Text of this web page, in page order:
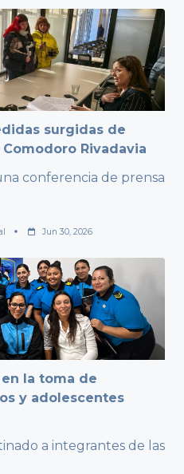
surgidas de
Rivadavia
conferencia de prensa
Jun 30, 2026
la toma de
y adolescentes
a integrantes de las